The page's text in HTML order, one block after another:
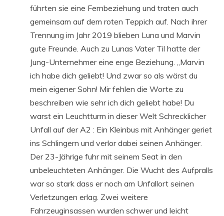
führten sie eine Fernbeziehung und traten auch
gemeinsam auf dem roten Teppich auf. Nach ihrer
Trennung im Jahr 2019 blieben Luna und Marvin
gute Freunde. Auch zu Lunas Vater Til hatte der
Jung-Unternehmer eine enge Beziehung. „Marvin
ich habe dich geliebt! Und zwar so als wärst du
mein eigener Sohn! Mir fehlen die Worte zu
beschreiben wie sehr ich dich geliebt habe! Du
warst ein Leuchtturm in dieser Welt Schrecklicher
Unfall auf der A2 : Ein Kleinbus mit Anhänger geriet
ins Schlingern und verlor dabei seinen Anhänger.
Der 23-Jährige fuhr mit seinem Seat in den
unbeleuchteten Anhänger. Die Wucht des Aufpralls
war so stark dass er noch am Unfallort seinen
Verletzungen erlag. Zwei weitere
Fahrzeuginsassen wurden schwer und leicht